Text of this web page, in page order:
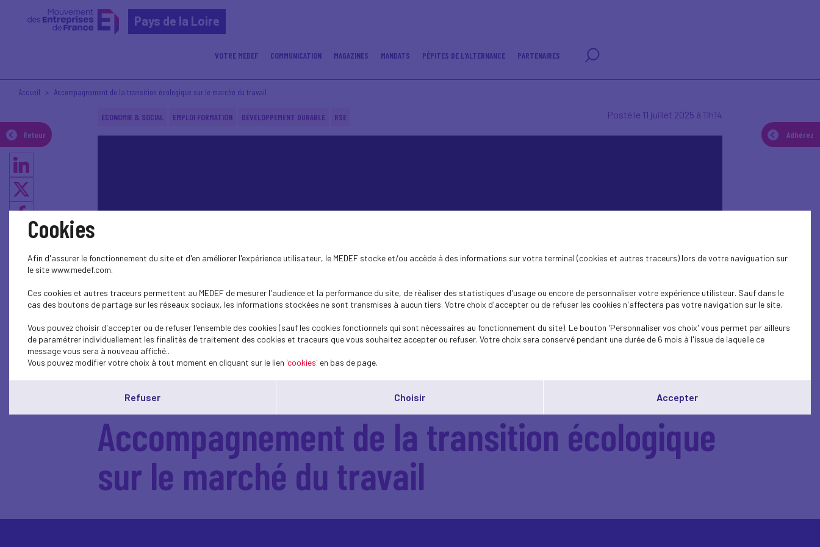
Pays de la Loire
VOTRE MEDEF COMMUNICATION MAGAZINES MANDATS PÉPITES DE L'ALTERNANCE PARTENAIRES
Retour Adhérez
Accueil Accompagnement de la transition écologique sur le marché du travail
ECONOMIE & SOCIAL EMPLOI FORMATION DÉVELOPPEMENT DURABLE RSE Posté le 11 juillet 2025 à 11h14
Accompagnement de la transition écologique
sur le marché du travail
Cookies
Afin d'assurer le fonctionnement du site et d'en améliorer l'expérience utilisateur, le MEDEF stocke et/ou accède à des informations sur votre terminal (cookies et autres traceurs) lors de votre naviguation sur
le site www.medef.com.
Ces cookies et autres traceurs permettent au MEDEF de mesurer l'audience et la performance du site, de réaliser des statistiques d'usage ou encore de personnaliser votre expérience utilisteur. Sauf dans le
cas des boutons de partage sur les réseaux sociaux, les informations stockées ne sont transmises à aucun tiers. Votre choix d'accepter ou de refuser les cookies n'affectera pas votre navigation sur le site.
Vous pouvez choisir d'accepter ou de refuser l'ensemble des cookies (sauf les cookies fonctionnels qui sont nécessaires au fonctionnement du site). Le bouton 'Personnaliser vos choix' vous permet par ailleurs
de paramétrer individuellement les finalités de traitement des cookies et traceurs que vous souhaitez accepter ou refuser. Votre choix sera conservé pendant une durée de 6 mois à l'issue de laquelle ce
message vous sera à nouveau affiché..
Vous pouvez modifier votre choix à tout moment en cliquant sur le lien 'cookies' en bas de page.
Refuser Choisir Accepter